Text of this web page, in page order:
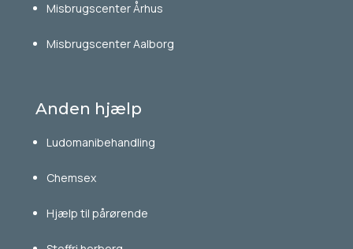
Misbrugscenter Århus
Misbrugscenter Aalborg
Anden hjælp
Ludomanibehandling
Chemsex
Hjælp til pårørende